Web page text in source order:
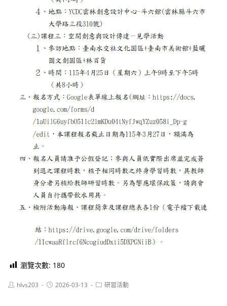
瀏覽次數: 180
Posthlvs203
Post2026-03-13
Post研習活動